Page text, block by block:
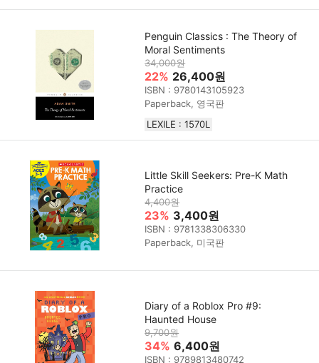
Penguin Classics : The Theory of
Moral Sentiments
34,000원
22% 26,400원
ISBN : 9780143105923
Paperback, 영국판
LEXILE : 1570L
Little Skill Seekers: Pre-K Math
Practice
4,400원
23% 3,400원
ISBN : 9781338306330
Paperback, 미국판
Diary of a Roblox Pro #9:
Haunted House
9,700원
34% 6,400원
ISBN : 9789813480742